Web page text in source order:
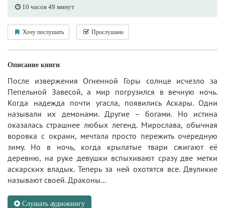
10 часов 49 минут
Хочу послушать Прослушано
Описание книги
После извержения Огненной Горы солнце исчезло за
Пепельной Завесой, а мир погрузился в вечную ночь.
Когда надежда почти угасла, появились Аскары. Одни
называли их демонами. Другие – богами. Но истина
оказалась страшнее любых легенд. Мирослава, обычная
воровка с окраин, мечтала просто пережить очередную
зиму. Но в ночь, когда крылатые твари сжигают её
деревню, на руке девушки вспыхивают сразу две метки
аскарских владык. Теперь за ней охотятся все. Двуликие
называют своей. Драконы...
Слушать аудиокнигу